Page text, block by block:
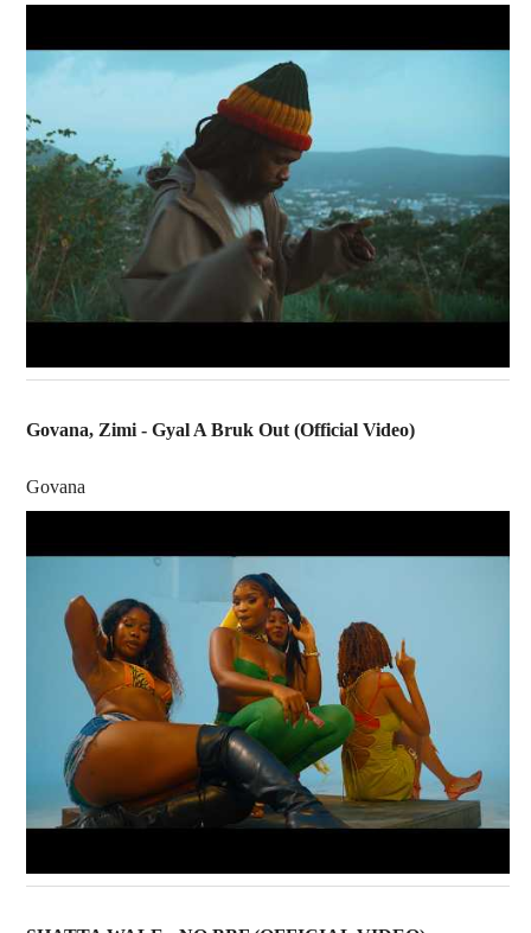
Govana, Zimi - Gyal A Bruk Out (Official Video)
Govana